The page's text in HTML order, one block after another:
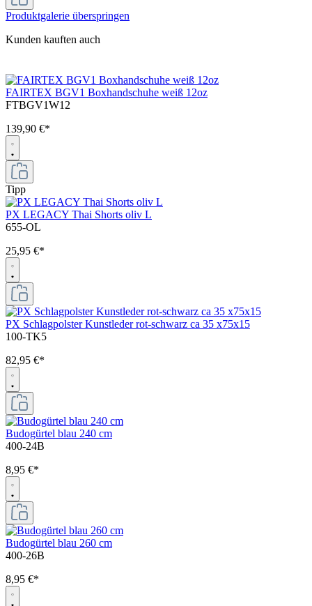
Produktgalerie überspringen
Kunden kauften auch
FAIRTEX BGV1 Boxhandschuhe weiß 12oz
FTBGV1W12
139,90 €*
Tipp
PX LEGACY Thai Shorts oliv L
655-OL
25,95 €*
PX Schlagpolster Kunstleder rot-schwarz ca 35 x75x15
100-TK5
82,95 €*
Budogürtel blau 240 cm
400-24B
8,95 €*
Budogürtel blau 260 cm
400-26B
8,95 €*